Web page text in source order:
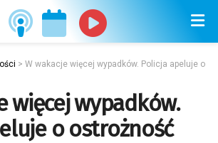
> W wakacje więcej wypadków. Policja apeluje o
więcej wypadków.
o ostrożność